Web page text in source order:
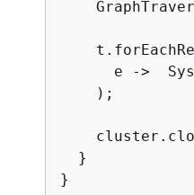
e ->
    );
  }
}